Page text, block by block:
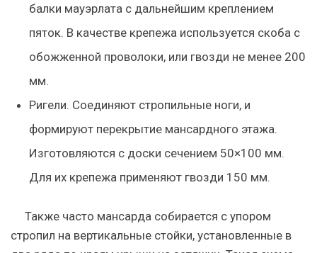
балки мауэрлата с дальнейшим креплением
пяток. В качестве крепежа используется скоба с
обожженной проволоки, или гвозди не менее 200
мм.
Ригели. Соединяют стропильные ноги, и
формируют перекрытие мансардного этажа.
Изготовляются с доски сечением 50×100 мм.
Для их крепежа применяют гвозди 150 мм.
Также часто мансарда собирается с упором
стропил на вертикальные стойки, установленные в